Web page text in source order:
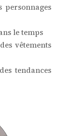
personnages
le temps
vêtements
tendances